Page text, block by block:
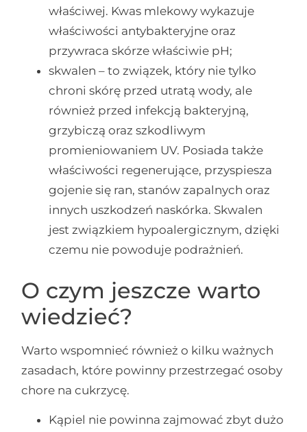
właściwej. Kwas mlekowy wykazuje
właściwości antybakteryjne oraz
przywraca skórze właściwie pH;
skwalen – to związek, który nie tylko
chroni skórę przed utratą wody, ale
również przed infekcją bakteryjną,
grzybiczą oraz szkodliwym
promieniowaniem UV. Posiada także
właściwości regenerujące, przyspiesza
gojenie się ran, stanów zapalnych oraz
innych uszkodzeń naskórka. Skwalen
jest związkiem hypoalergicznym, dzięki
czemu nie powoduje podrażnień.
O czym jeszcze warto
wiedzieć?
Warto wspomnieć również o kilku ważnych
zasadach, które powinny przestrzegać osoby
chore na cukrzycę.
Kąpiel nie powinna zajmować zbyt dużo